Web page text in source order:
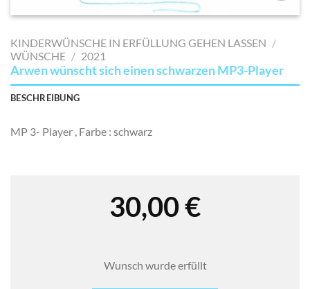
AUF MEINE
SETZEN
KINDERWÜNSCHE IN ERFÜLLUNG GEHEN LASSEN /
WÜNSCHE / 2021
Arwen wünscht sich einen schwarzen MP3-Player
BESCHREIBUNG
MP 3- Player , Farbe : schwarz
30,00€
Wunsch wurde erfüllt